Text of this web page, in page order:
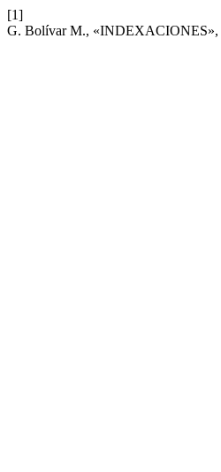
[1]
G. Bolívar M., «INDEXACIONES»,